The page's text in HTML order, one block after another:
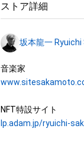
3. 各小節のラストノー
す。切り出した音を
れてしまいます、その
前に配置しています。
“Merry Christmas
One of Ryuichi
託先）から別途の承諾
ンパイル及びリバー
ん。)を行うことはでき
株式会社幻冬舎は、本
性、信頼性、正確性、
ストア詳細
坂本龍一
lp.adam.jp/ryuichi-